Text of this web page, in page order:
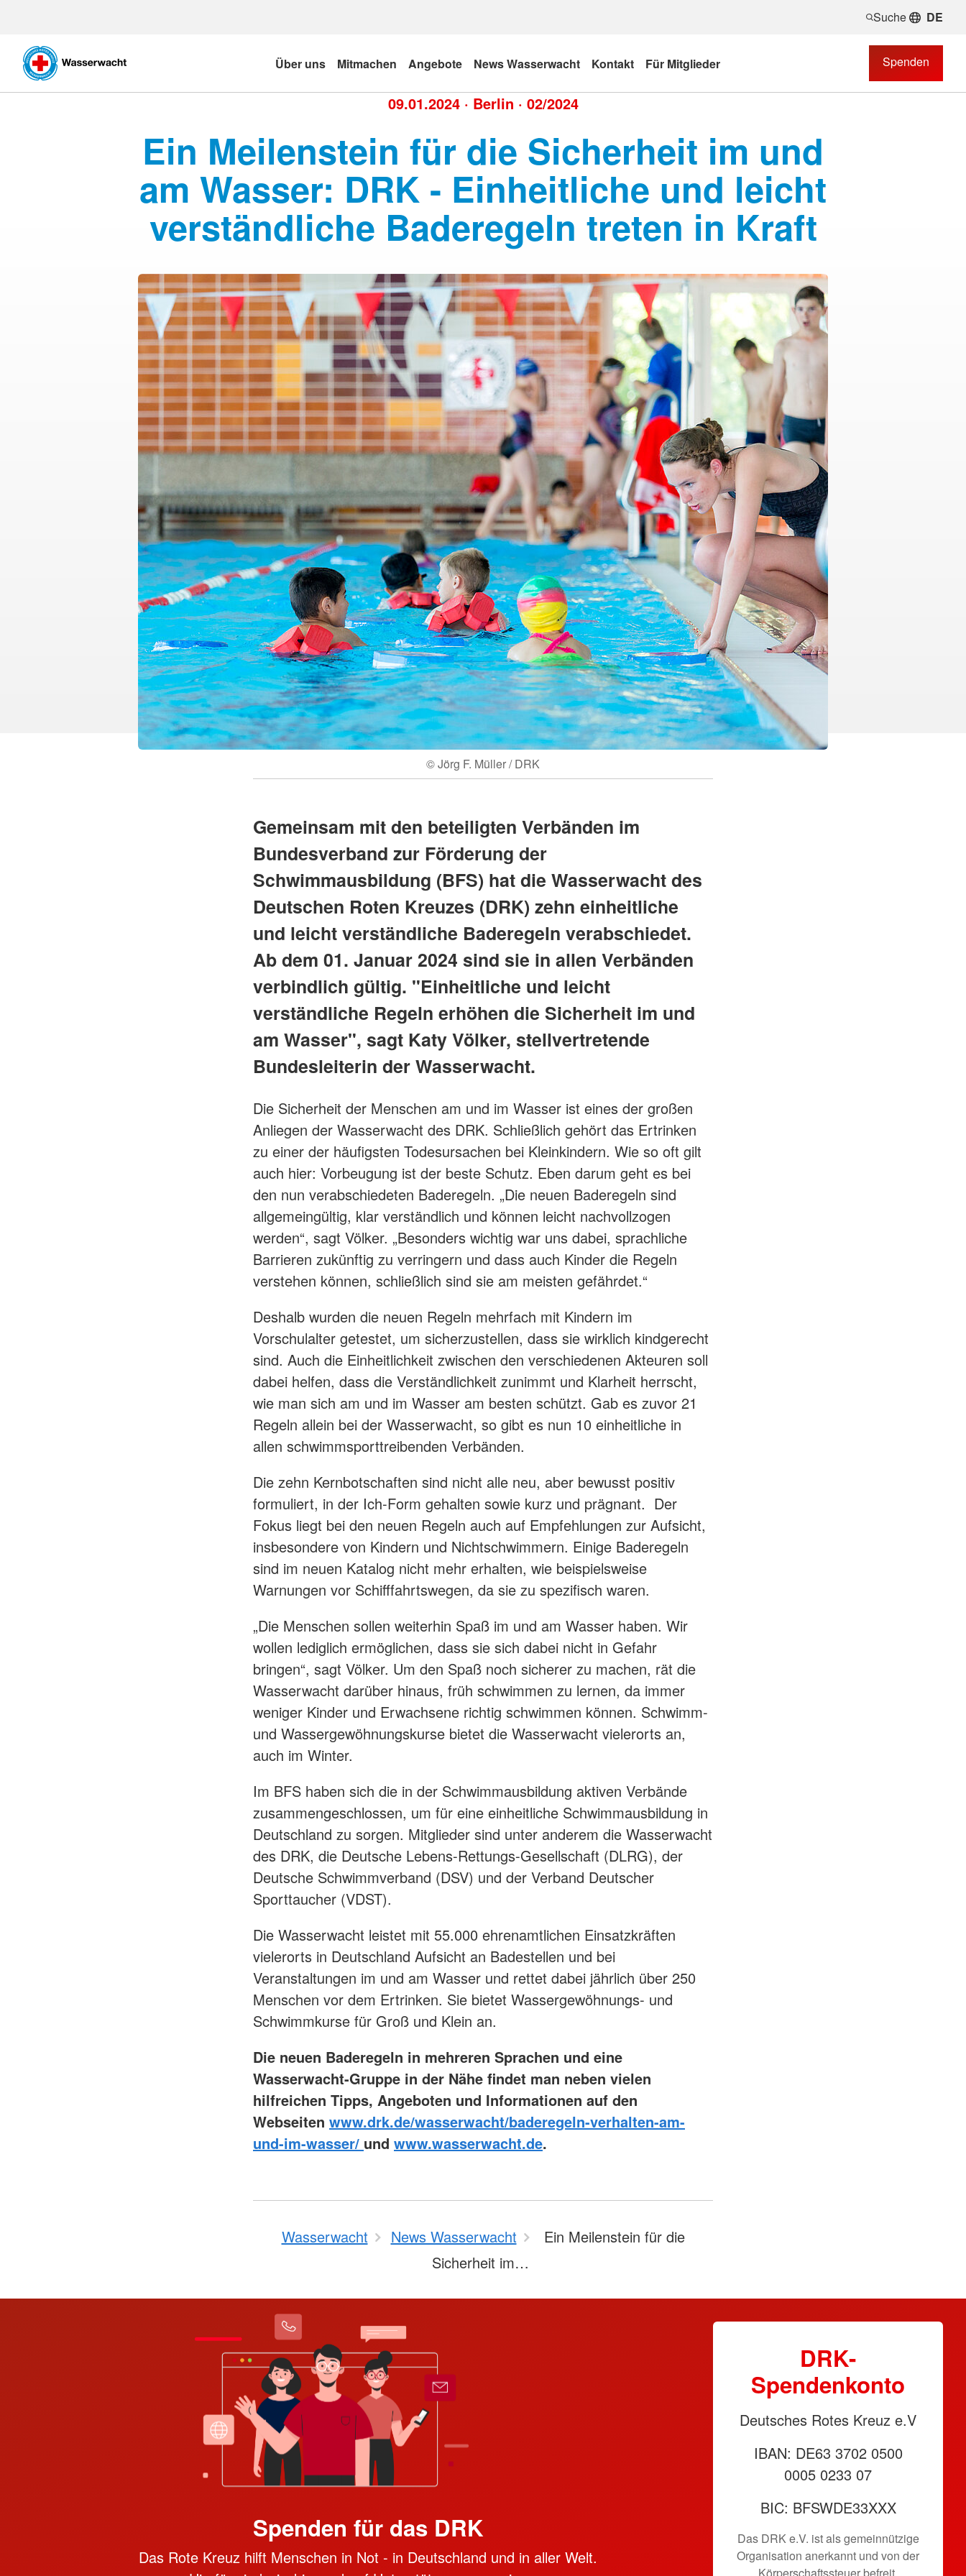
Suche DE
Über uns Mitmachen Angebote News Wasserwacht Kontakt Für Mitglieder Spenden
09.01.2024 · Berlin · 02/2024
Ein Meilenstein für die Sicherheit im und
am Wasser: DRK - Einheitliche und leicht
verständliche Baderegeln treten in Kraft
© Jörg F. Müller / DRK
Gemeinsam mit den beteiligten Verbänden im
Bundesverband zur Förderung der
Schwimmausbildung (BFS) hat die Wasserwacht des
Deutschen Roten Kreuzes (DRK) zehn einheitliche
und leicht verständliche Baderegeln verabschiedet.
Ab dem 01. Januar 2024 sind sie in allen Verbänden
verbindlich gültig. "Einheitliche und leicht
verständliche Regeln erhöhen die Sicherheit im und
am Wasser", sagt Katy Völker, stellvertretende
Bundesleiterin der Wasserwacht.
Die Sicherheit der Menschen am und im Wasser ist eines der großen
Anliegen der Wasserwacht des DRK. Schließlich gehört das Ertrinken
zu einer der häufigsten Todesursachen bei Kleinkindern. Wie so oft gilt
auch hier: Vorbeugung ist der beste Schutz. Eben darum geht es bei
den nun verabschiedeten Baderegeln. „Die neuen Baderegeln sind
allgemeingültig, klar verständlich und können leicht nachvollzogen
werden“, sagt Völker. „Besonders wichtig war uns dabei, sprachliche
Barrieren zukünftig zu verringern und dass auch Kinder die Regeln
verstehen können, schließlich sind sie am meisten gefährdet.“
Deshalb wurden die neuen Regeln mehrfach mit Kindern im
Vorschulalter getestet, um sicherzustellen, dass sie wirklich kindgerecht
sind. Auch die Einheitlichkeit zwischen den verschiedenen Akteuren soll
dabei helfen, dass die Verständlichkeit zunimmt und Klarheit herrscht,
wie man sich am und im Wasser am besten schützt. Gab es zuvor 21
Regeln allein bei der Wasserwacht, so gibt es nun 10 einheitliche in
allen schwimmsporttreibenden Verbänden.
Die zehn Kernbotschaften sind nicht alle neu, aber bewusst positiv
formuliert, in der Ich-Form gehalten sowie kurz und prägnant. Der
Fokus liegt bei den neuen Regeln auch auf Empfehlungen zur Aufsicht,
insbesondere von Kindern und Nichtschwimmern. Einige Baderegeln
sind im neuen Katalog nicht mehr erhalten, wie beispielsweise
Warnungen vor Schifffahrtswegen, da sie zu spezifisch waren.
„Die Menschen sollen weiterhin Spaß im und am Wasser haben. Wir
wollen lediglich ermöglichen, dass sie sich dabei nicht in Gefahr
bringen“, sagt Völker. Um den Spaß noch sicherer zu machen, rät die
Wasserwacht darüber hinaus, früh schwimmen zu lernen, da immer
weniger Kinder und Erwachsene richtig schwimmen können. Schwimm-
und Wassergewöhnungskurse bietet die Wasserwacht vielerorts an,
auch im Winter.
Im BFS haben sich die in der Schwimmausbildung aktiven Verbände
zusammengeschlossen, um für eine einheitliche Schwimmausbildung in
Deutschland zu sorgen. Mitglieder sind unter anderem die Wasserwacht
des DRK, die Deutsche Lebens-Rettungs-Gesellschaft (DLRG), der
Deutsche Schwimmverband (DSV) und der Verband Deutscher
Sporttaucher (VDST).
Die Wasserwacht leistet mit 55.000 ehrenamtlichen Einsatzkräften
vielerorts in Deutschland Aufsicht an Badestellen und bei
Veranstaltungen im und am Wasser und rettet dabei jährlich über 250
Menschen vor dem Ertrinken. Sie bietet Wassergewöhnungs- und
Schwimmkurse für Groß und Klein an.
Die neuen Baderegeln in mehreren Sprachen und eine
Wasserwacht-Gruppe in der Nähe findet man neben vielen
hilfreichen Tipps, Angeboten und Informationen auf den
Webseiten www.drk.de/wasserwacht/baderegeln-verhalten-am-
und-im-wasser/ und www.wasserwacht.de.
Wasserwacht News Wasserwacht
Ein Meilenstein für die
Sicherheit im…
Spenden für das DRK
Das Rote Kreuz hilft Menschen in Not - in Deutschland und in aller Welt.
DRK-
Spendenkonto
Deutsches Rotes Kreuz e.V
IBAN: DE63 3702 0500
0005 0233 07
BIC: BFSWDE33XXX
Das DRK e.V. ist als gemeinnützige
Organisation anerkannt und von der